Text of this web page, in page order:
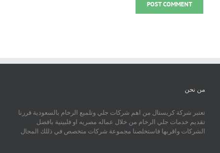
من نحن
تعتبر شركة كريستال من اهم شركات جلي وتلميع الرخام بالسعودية قررنا
تقديم خدمات جلي الرخام من خلال عماله مصريه او فلبينية بافضل
الشركات واقربها فاستخلصنا مجموعة شركات متخصص في ذللك المجال